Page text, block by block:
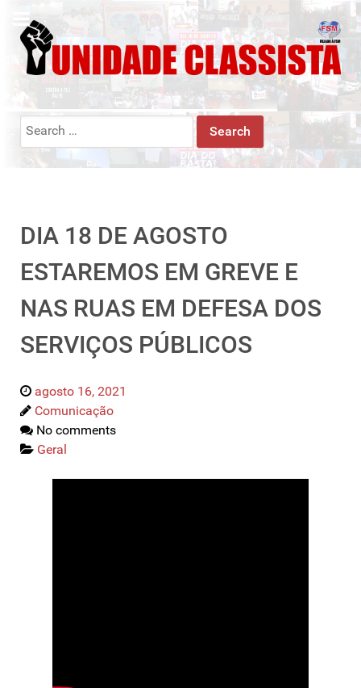
Search
DIA 18 DE AGOSTO
ESTAREMOS EM GREVE E
NAS RUAS EM DEFESA DOS
SERVIÇOS PÚBLICOS
agosto 16, 2021
Comunicação
No comments
Geral